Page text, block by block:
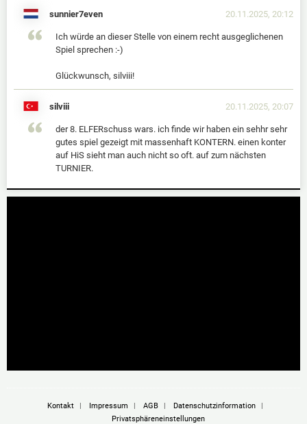
sunnier7even 20.11.2025, 20:12
Ich würde an dieser Stelle von einem recht ausgeglichenen
Spiel sprechen :-)
Glückwunsch, silviii!
silviii 20.11.2025, 20:07
der 8. ELFERschuss wars. ich finde wir haben ein sehhr sehr
gutes spiel gezeigt mit massenhaft KONTERN. einen konter
auf HiS sieht man auch nicht so oft. auf zum nächsten
TURNIER.
Kontakt | Impressum | AGB | Datenschutzinformation
|
Privatsphäreneinstellungen